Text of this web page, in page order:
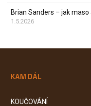
Brian Sanders – jak
1.5.2026
KAM DÁL
KOUČOVÁNÍ